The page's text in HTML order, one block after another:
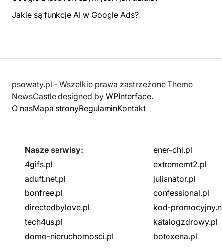
Jakie są funkcje AI w Google Ads?
psowaty.pl - Wszelkie prawa zastrzeżone Theme
NewsCastle designed by WPInterface.
O nasMapa stronyRegulaminKontakt
Nasze serwisy:
4gifs.pl
aduft.net.pl
bonfree.pl
directedbylove.pl
tech4us.pl
domo-nieruchomosci.pl
ener-chi.pl
extrememt2.pl
julianator.pl
confessional.pl
kod-
katalogzdrowy.pl
botoxena.pl